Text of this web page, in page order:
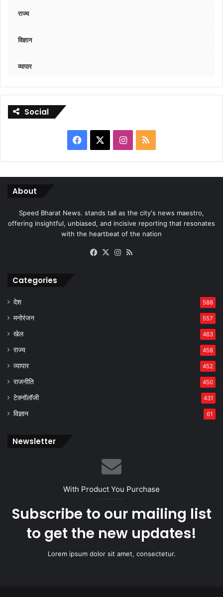
राज्य
विज्ञान
व्यापार
Social
Facebook Instagram
RSS
About
Speed Bharat News. stands tall as the city's news maestro,
offering insightful, unbiased, and incisive reporting that resonates
with the heartbeat of the nation
Facebook
X Instagram
Categories
देश 588
मनोरंजन 557
खेल 463
राज्य 458
व्यापार 452
राजनीति 450
टेक्नॉलॉजी 431
विज्ञान 61
Newsletter
With Product You Purchase
Subscribe to our mailing list
to get the new updates!
Lorem ipsum dolor sit amet, consectetur.